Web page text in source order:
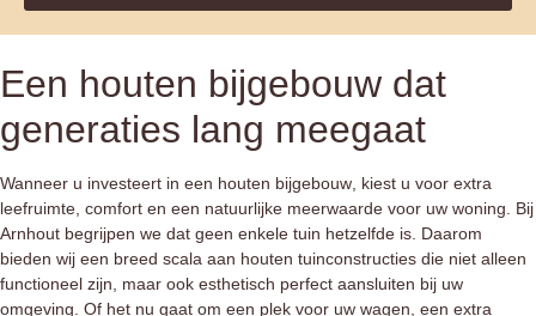
Een houten bijgebouw dat
generaties lang meegaat
Wanneer u investeert in een houten bijgebouw , kiest u voor extra
leefruimte, comfort en een natuurlijke meerwaarde voor uw woning. Bij
Arnhout begrijpen we dat geen enkele tuin hetzelfde is. Daarom
bieden wij een breed scala aan houten tuinconstructies die niet alleen
functioneel zijn, maar ook esthetisch perfect aansluiten bij uw
omgeving. Of het nu gaat om een plek voor uw wagen, een extra